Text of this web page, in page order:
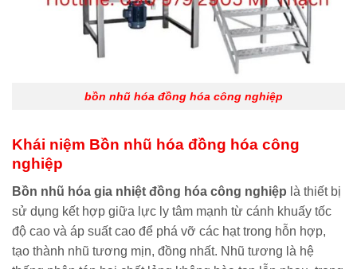
bồn nhũ hóa đồng hóa công nghiệp
Khái niệm Bồn nhũ hóa đồng hóa công
nghiệp
Bồn nhũ hóa gia nhiệt đồng hóa công nghiệp là thiết bị
sử dụng kết hợp giữa lực ly tâm mạnh từ cánh khuấy tốc
độ cao và áp suất cao để phá vỡ các hạt trong hỗn hợp,
tạo thành nhũ tương mịn, đồng nhất. Nhũ tương là hệ